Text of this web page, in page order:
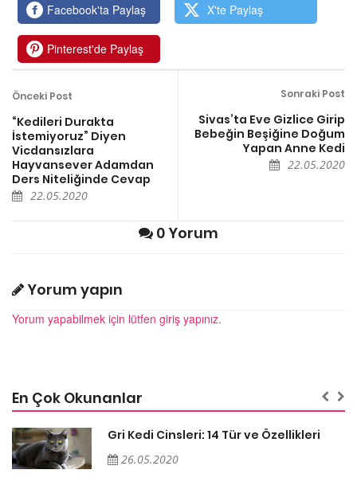
Facebook'ta Paylaş
X'te Paylaş
Pinterest'de Paylaş
Önceki Post
“Kedileri Durakta
İstemiyoruz” Diyen
Vicdansızlara
Hayvansever Adamdan
Ders Niteliğinde Cevap
22.05.2020
Sonraki Post
Sivas’ta Eve Gizlice Girip
Bebeğin Beşiğine Doğum
Yapan Anne Kedi
22.05.2020
0 Yorum
Yorum yapın
Yorum yapabilmek için lütfen giriş yapınız.
En Çok Okunanlar
Gri Kedi Cinsleri: 14 Tür ve Özellikleri
26.05.2020